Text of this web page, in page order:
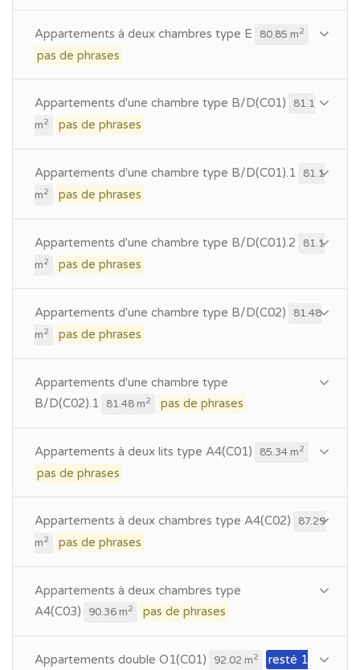
Appartements à deux chambres type E 80.85 m2
pas de phrases
Appartements d'une chambre type B/D(C01)
81.1
m2 pas de phrases
Appartements d'une chambre type B/D(C01).1
81.1
m2 pas de phrases
Appartements d'une chambre type B/D(C01).2
81.1
m2 pas de phrases
Appartements d'une chambre type B/D(C02)
81.48
m2 pas de phrases
Appartements d'une chambre type
B/D(C02).1
81.48 m2 pas de phrases
Appartements à deux lits type A4(C01) 85.34 m2
pas de phrases
Appartements à deux chambres type A4(C02)
87.29
m2 pas de phrases
Appartements à deux chambres type
A4(C03)
90.36 m2 pas de phrases
Appartements double O1(C01) 92.02 m2
resté 1